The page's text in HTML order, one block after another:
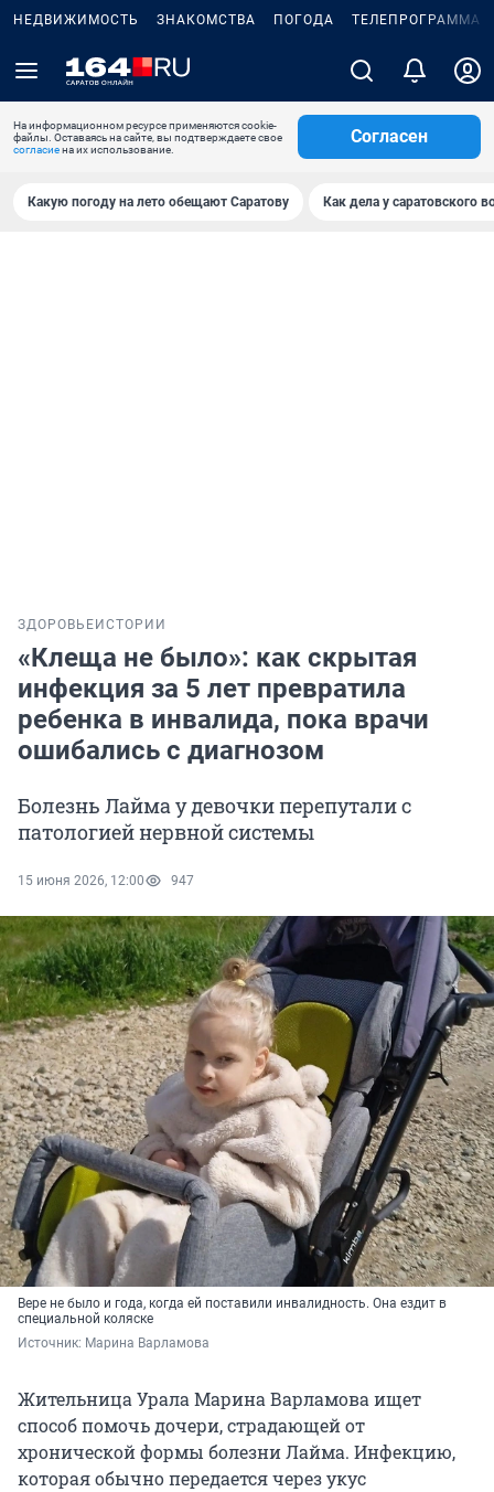
НЕДВИЖИМОСТЬ ЗНАКОМСТВА ПОГОДА ТЕЛЕПРОГРАММА
На информационном ресурсе применяются cookie-
файлы. Оставаясь на сайте, вы подтверждаете свое
согласиена их использование.
Согласен
Какую погоду на лето обещают Саратову Как дела у саратовского
ЗДОРОВЬЕ ИСТОРИИ
«Клеща не было»: как скрытая
инфекция за 5 лет превратила
ребенка в инвалида, пока врачи
ошибались с диагнозом
Болезнь Лайма у девочки перепутали с
патологией нервной системы
15 июня 2026, 12:00 947
Вере не было и года, когда ей поставили инвалидность. Она ездит в
специальной коляске
Источник: Марина Варламова
Жительница Урала Марина Варламова ищет
способ помочь дочери, страдающей от
хронической формы болезни Лайма. Инфекцию,
которая обычно передается через укус